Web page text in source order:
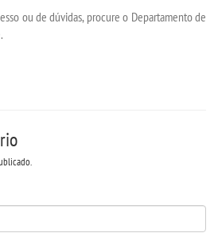
ou de dúvidas, procure o Departamento de